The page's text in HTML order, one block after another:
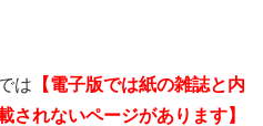
は 【電子版では紙の雑誌と内
れないページがあります】